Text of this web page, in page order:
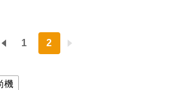
1 2
機